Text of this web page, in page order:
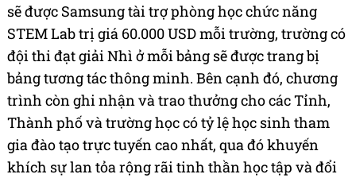
sẽ được Samsung tài trợ phòng học chức năng
STEM Lab trị giá 60.000 USD mỗi trường, trường có
đội thi đạt giải Nhì ở mỗi bảng sẽ được trang bị
bảng tương tác thông minh. Bên cạnh đó, chương
trình còn ghi nhận và trao thưởng cho các Tỉnh,
Thành phố và trường học có tỷ lệ học sinh tham
gia đào tạo trực tuyến cao nhất, qua đó khuyến
khích sự lan tỏa rộng rãi tinh thần học tập và đổi